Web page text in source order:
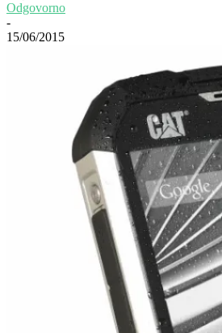
Odgovorno
-
15/06/2015